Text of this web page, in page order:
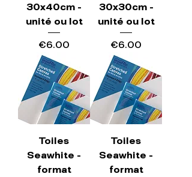
30x40cm -
unité ou lot
Price
€6.00
30x30cm -
unité ou lot
Price
€6.00
Toiles
Seawhite -
format
Toiles
Seawhite -
format